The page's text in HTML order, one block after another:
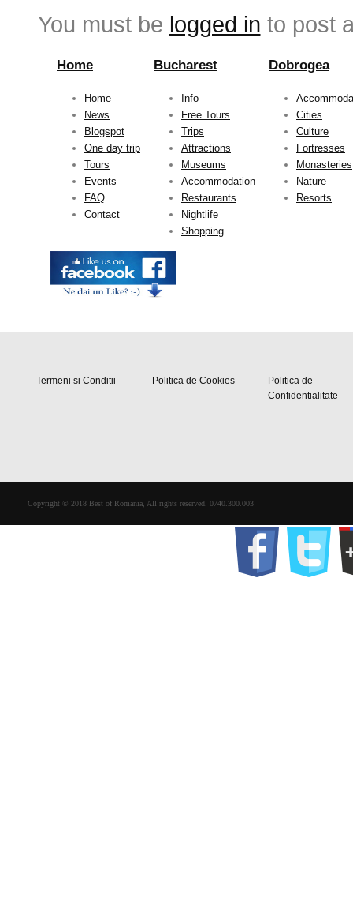
You must be logged in to post
Home Bucharest Dobrogea
Home
News
Blogspot
One day trip
Tours
Events
FAQ
Contact
Info
Free Tours
Trips
Attractions
Museums
Accommodation
Restaurants
Nightlife
Shopping
Cities
Culture
Fortresses
Monasteries
Nature
Resorts
Termeni si Conditii Politica de Cookies
Politica de
Confidentialitate
Copyright © 2018 Best of Romania, All rights reserved. 0740.300.003